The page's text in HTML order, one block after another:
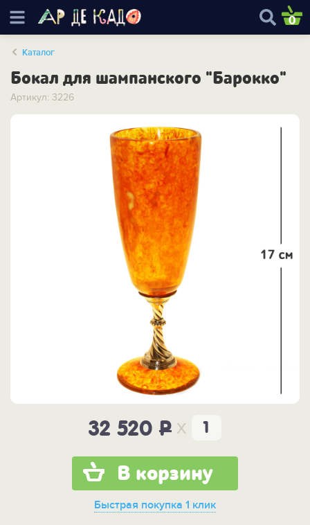
0
Каталог
Бокал для шампанского "Барокко"
Артикул: 3226
32 520 P x
В корзину
Быстрая покупка 1 клик